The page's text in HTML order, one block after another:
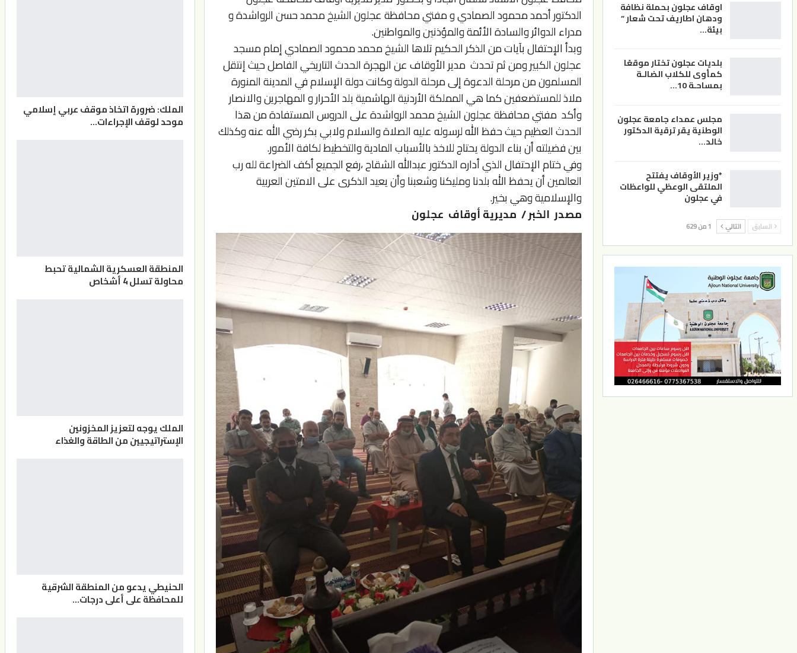
الدكتور أحمد محمود الصمادي و مفتي محافظة عجلون الشيخ محمد حسن الرواشدة و
مدراء الدوائر والسادة الأئمة والمؤذنين والمواطنين.
وبدأ الإحتفال بآيات من الذكر الحكيم تلاها الشيخ محمد محمود الصمادي إمام مسجد
عجلون الكبير ومن ثم تحدث مدير الأوقاف عن الهجرة الحدث التاريخي الفاصل حيث إنتقل
المسلمون من مرحلة الدعوة إلى مرحلة الدولة وكانت دولة الإسلام في المدينة المنورة
ملاذ للمستضعفين كما هي المملكة الأردنية الهاشمية بلد الأحرار و المهاجرين والانصار
وأكد مفتي محافظة عجلون الشيخ محمد الرواشدة على الدروس المستفادة من هذا
الحدث العظيم حيث حفظ الله لرسوله عليه الصلاة والسلام ولابي بكر رضي الله عنه وكذلك
بين فضيلته أن بناء الدولة يحتاج للاخذ بالأسباب المادية والتخطيط لكافة الأمور.
وفي ختام الإحتفال الذي أداره الدكتور عبدالله الشقاح ،رفع الجميع أكف الضراعة لله رب
العالمين أن يحفظ الله بلدنا ومليكنا وشعبنا وأن يعيد الذكرى على الامتين العربية
والإسلامية وهي بخير.
مصدر الخبر / مديرية أوقاف عجلون
اوقاف عجلون بحملة نظافة
ودهان اطاريف تحت شعار ”
بيئة…
بلديات عجلون تختار موقعًا
كمأوى للكلاب الضالـة
بمساحـة 10…
مجلس عمداء جامعة عجلون
الوطنية يقر ترقية الدكتور
خالد…
*وزير الأوقاف يفتتح
الملتقى الوعظي للواعظات
في عجلون
السابق التالي 1 من 629
الملك: ضرورة اتخاذ موقف عربي إسلامي
موحد لوقف الإجراءات…
المنطقة العسكرية الشمالية تحبط
محاولة تسلل 4 أشخاص
الملك يوجه لتعزيز المخزونين
الإستراتيجيين من الطاقة والغذاء
الحنيطي يدعو من المنطقة الشرقية
للمحافظة على أعلى درجات…